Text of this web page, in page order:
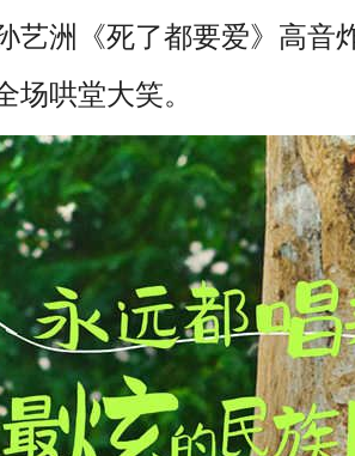
艺洲《死了都要爱》高音
场哄堂大笑。